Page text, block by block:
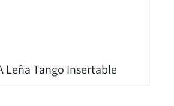
Leña Tango Insertable